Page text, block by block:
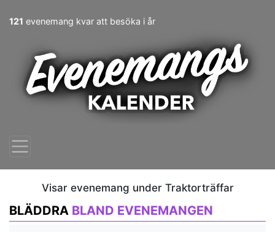
121 evenemang kvar att besöka i år
Visar evenemang under Traktorträffar
BLÄDDRA BLAND EVENEMANGEN